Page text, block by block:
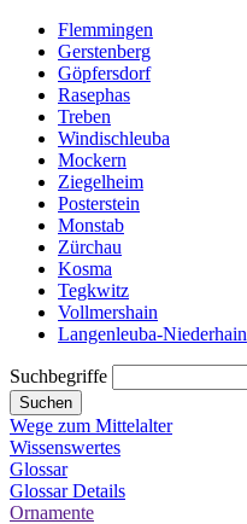
Flemmingen
Gerstenberg
Göpfersdorf
Rasephas
Treben
Windischleuba
Mockern
Ziegelheim
Posterstein
Monstab
Zürchau
Kosma
Tegkwitz
Vollmershain
Langenleuba-Niederhain
Suchbegriffe
Suchen
Wege zum Mittelalter
Wissenswertes
Glossar
Glossar Details
Ornamente